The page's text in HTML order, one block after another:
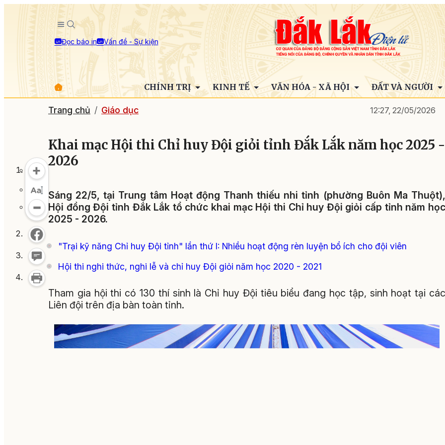
Đọc báo in Vấn đề - Sự kiện
CHÍNH TRỊ KINH TẾ VĂN HÓA - XÃ HỘI ĐẤT VÀ NGƯỜI
Trang chủ Giáo dục 12:27, 22/05/2026
Khai mạc Hội thi Chỉ huy Đội giỏi tỉnh Đắk Lắk năm học 2025 -
2026
Sáng 22/5, tại Trung tâm Hoạt động Thanh thiếu nhi tỉnh (phường Buôn Ma Thuột),
Hội đồng Đội tỉnh Đắk Lắk tổ chức khai mạc Hội thi Chỉ huy Đội giỏi cấp tỉnh năm học
2025 - 2026.
"Trại kỹ năng Chỉ huy Đội tỉnh" lần thứ I: Nhiều hoạt động rèn luyện bổ ích cho đội viên
Hội thi nghi thức, nghi lễ và chỉ huy Đội giỏi năm học 2020 - 2021
Tham gia hội thi có 130 thí sinh là Chỉ huy Đội tiêu biểu đang học tập, sinh hoạt tại các
Liên đội trên địa bàn toàn tỉnh.